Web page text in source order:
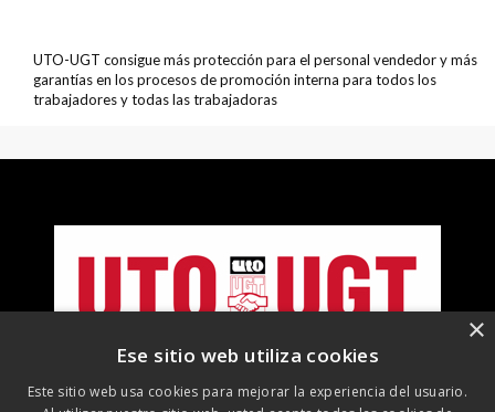
UTO-UGT consigue más protección para el personal vendedor y más
garantías en los procesos de promoción interna para todos los
trabajadores y todas las trabajadoras
×
Ese sitio web utiliza cookies
Este sitio web usa cookies para mejorar la experiencia del usuario.